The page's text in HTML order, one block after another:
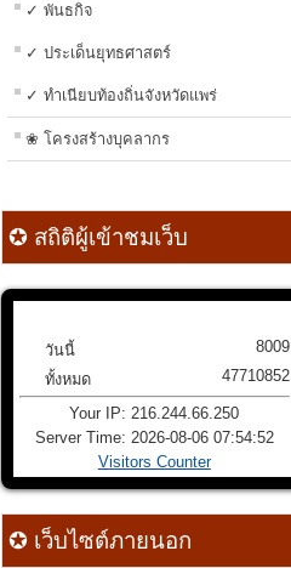
✓ พันธกิจ
✓ ประเด็นยุทธศาสตร์
✓ ทำเนียบท้องถิ่นจังหวัดแพร่
❀ โครงสร้างบุคลากร
✪ สถิติผู้เข้าชมเว็บ
วันนี้
ทั้งหมด
8009
47710852
Your IP: 216.244.66.250
Server Time: 2026-08-06 07:54:52
Visitors Counter
✪ เว็บไซต์ภายนอก